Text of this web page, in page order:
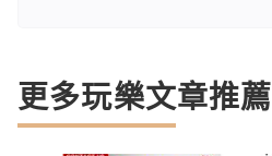
更多玩樂文章推薦